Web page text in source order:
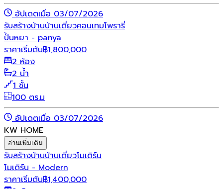
อัปเดตเมื่อ 03/07/2026
รับสร้างบ้านบ้านเดี่ยวคอนเทมโพรารี่
ปั้นหยา - panya
ราคาเริ่มต้น฿1,800,000
2 ห้อง
2 น้ำ
1 ชั้น
100 ตร.ม
อัปเดตเมื่อ 03/07/2026
KW HOME
อ่านเพิ่มเติม
รับสร้างบ้านบ้านเดี่ยวโมเดิร์น
โมเดิร์น - Modern
ราคาเริ่มต้น฿1,400,000